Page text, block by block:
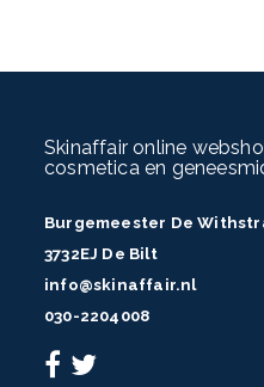
Skinaffair online
cosmetica en
Burgemeester De
3732EJ De Bilt
info@skinaffair.nl
030-2204008